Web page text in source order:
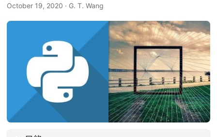
October 19, 2020 · G. T. Wang